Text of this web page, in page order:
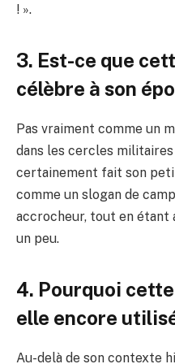
! ».
3. Est-ce que
célèbre à son
Pas vraiment comme un
dans les cercles
certainement fait son
comme un slogan de
accrocheur, tout en étant
un peu.
4. Pourquoi
elle encore
Au-delà de son contexte